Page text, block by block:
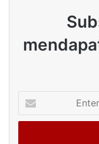
your
Email